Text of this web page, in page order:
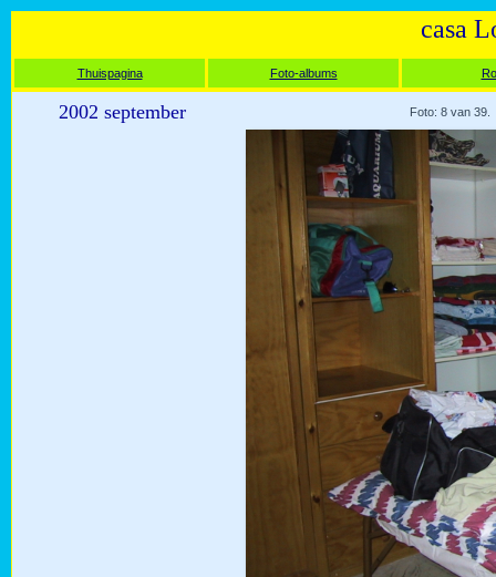
casa
Thuispagina Foto-albums
2002 september Foto: 8 van 39.